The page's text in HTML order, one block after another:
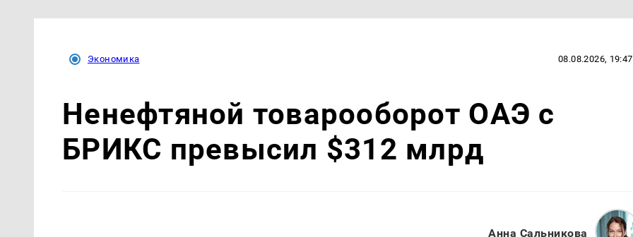
Экономика 08.08.2026, 19:47
Ненефтяной товарооборот ОАЭ с
БРИКС превысил $312 млрд
Анна Сальникова